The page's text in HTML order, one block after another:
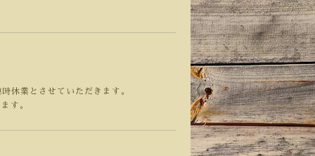
休業とさせていただきます。
す。